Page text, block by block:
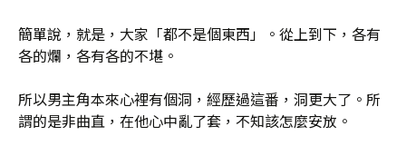
簡單說，就是，大家「都不是個東西」。從上到下，各有
各的爛，各有各的不堪。
所以男主角本來心裡有個洞，經歷過這番，洞更大了。所
謂的是非曲直，在他心中亂了套，不知該怎麼安放。